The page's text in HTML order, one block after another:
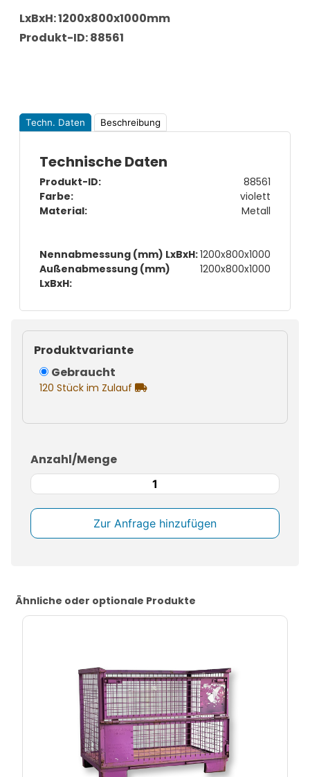
LxBxH: 1200x800x1000mm
Produkt-ID: 88561
Techn. Daten Beschreibung
Technische Daten
Produkt-ID:
88561
Farbe:
violett
Material:
Metall
Nennabmessung (mm) LxBxH:1200x800x1000
Außenabmessung (mm)
LxBxH:
1200x800x1000
Produktvariante
Gebraucht
120 Stück im Zulauf
Anzahl/Menge
Gitterbehälter
aus
Stahl
Großladungsträger
Ähnliche oder optionale Produkte